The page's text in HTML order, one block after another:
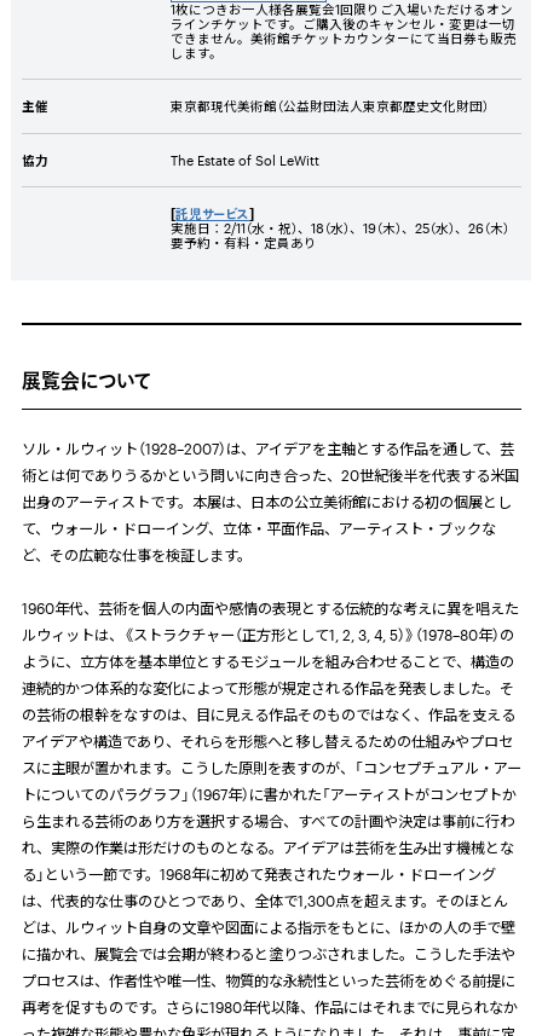
1枚につきお一人様各展覧会1回限りご入場いただけるオン
ラインチケットです。ご購入後のキャンセル・変更は一切
できません。美術館チケットカウンターにて当日券も販売
します。
主催 東京都現代美術館（公益財団法人東京都歴史文化財団）
協力 The Estate of Sol LeWitt
[託児サービス]
実施日：2/11（水・祝）、18（水）、19（木）、25（水）、26（木）
要予約・有料・定員あり
展覧会について
ソル・ルウィット（1928–2007）は、アイデアを主軸とする作品を通して、芸
術とは何でありうるかという問いに向き合った、 20世紀後半を代表する米国
出身のアーティストです。本展は、日本の公立美術館における初の個展とし
て、ウォール・ドローイング、立体・平面作品、アーティスト・ブックな
ど、その広範な仕事を検証します。
1960年代、芸術を個人の内面や感情の表現とする伝統的な考えに異を唱えた
ルウィットは、《ストラクチャー（正方形として1, 2, 3, 4, 5）》（1978–80年）の
ように、立方体を基本単位とするモジュールを組み合わせることで、構造の
連続的かつ体系的な変化によって形態が規定される作品を発表しました。そ
の芸術の根幹をなすのは、目に見える作品そのものではなく、作品を支える
アイデアや構造であり、それらを形態へと移し替えるための仕組みやプロセ
スに主眼が置かれます。こうした原則を表すのが、「コンセプチュアル・アー
トについてのパラグラフ」（1967年）に書かれた「アーティストがコンセプトか
ら生まれる芸術のあり方を選択する場合、すべての計画や決定は事前に行わ
れ、実際の作業は形だけのものとなる。アイデアは芸術を生み出す機械とな
る」という一節です。 1968年に初めて発表されたウォール・ドローイング
は、代表的な仕事のひとつであり、全体で1,300点を超えます。そのほとん
どは、ルウィット自身の文章や図面による指示をもとに、ほかの人の手で壁
に描かれ、展覧会では会期が終わると塗りつぶされました。こうした手法や
プロセスは、作者性や唯一性、物質的な永続性といった芸術をめぐる前提に
再考を促すものです。さらに1980年代以降、作品にはそれまでに見られなか